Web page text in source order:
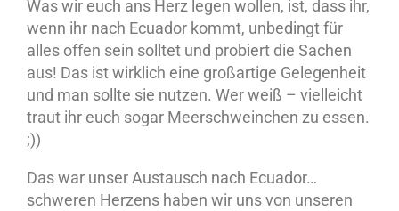
Was wir euch ans Herz legen wollen, ist, dass ihr,
wenn ihr nach Ecuador kommt, unbedingt für
alles offen sein solltet und probiert die Sachen
aus! Das ist wirklich eine großartige Gelegenheit
und man sollte sie nutzen. Wer weiß – vielleicht
traut ihr euch sogar Meerschweinchen zu essen.
;))
Das war unser Austausch nach Ecuador…
schweren Herzens haben wir uns von unseren